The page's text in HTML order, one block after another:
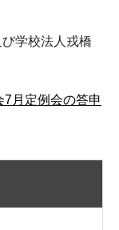
学校法人戎橋
月定例会の答申